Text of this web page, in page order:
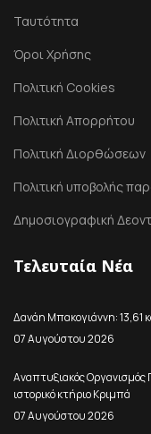
Ταυτότητα
Όροι Χρήσης
Πολιτική Cookies
Πολιτική Απορρήτου
Πολιτική Διορθώσεων
Πολιτική υποβολής
Δημοσιογραφική
Τελευταία Νέα
Δανάη Μπακογιάννη: 13,61
07 Αυγούστου 2026
Αναπτυξιακός Οργανισμός
ιστορικό κτήριο Κριμπά
07 Αυγούστου 2026